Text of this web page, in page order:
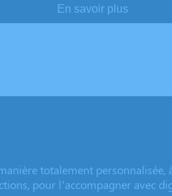
En savoir plus
totalement personnalisée,
pour l’accompagner avec